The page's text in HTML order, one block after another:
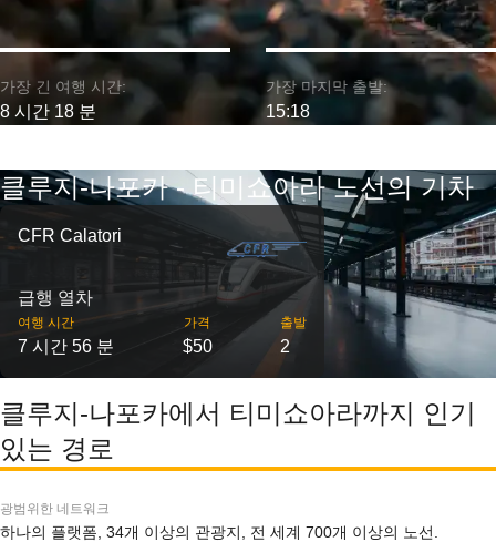
가장 긴 여행 시간:
8 시간 18 분
가장 마지막 출발:
15:18
클루지-나포카 - 티미쇼아라 노선의 기차
CFR Calatori
급행 열차
여행 시간
7 시간 56 분
가격
$50
출발
2
클루지-나포카에서 티미쇼아라까지 인기
있는 경로
광범위한 네트워크
하나의 플랫폼, 34개 이상의 관광지, 전 세계 700개 이상의 노선.